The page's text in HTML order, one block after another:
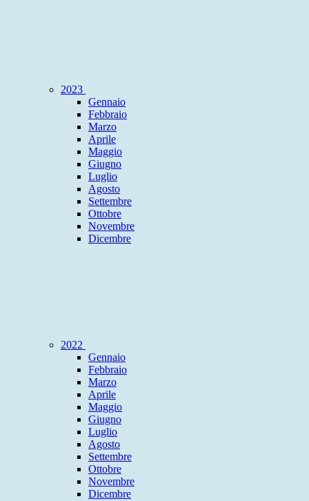
2023
Gennaio
Febbraio
Marzo
Aprile
Maggio
Giugno
Luglio
Agosto
Settembre
Ottobre
Novembre
Dicembre
2022
Gennaio
Febbraio
Marzo
Aprile
Maggio
Giugno
Luglio
Agosto
Settembre
Ottobre
Novembre
Dicembre